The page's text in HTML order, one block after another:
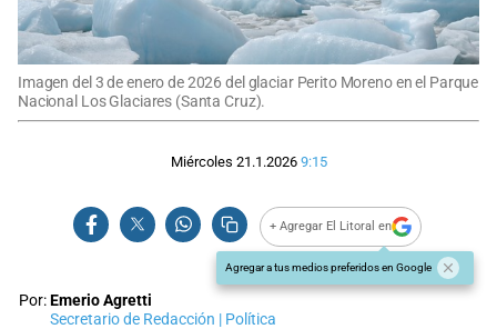
Imagen del 3 de enero de 2026 del glaciar Perito Moreno en el Parque
Nacional Los Glaciares (Santa Cruz).
Miércoles 21.1.2026 9:15
+ Agregar El Litoral en
Agregar a tus medios preferidos en Google
Por:Emerio Agretti
Secretario de Redacción | Política